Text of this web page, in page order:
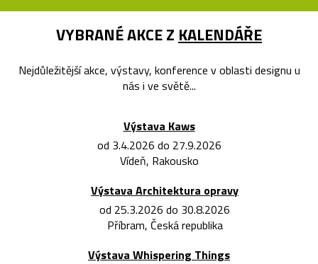
VYBRANÉ AKCE Z KALENDÁŘE
Nejdůležitější akce, výstavy, konference v oblasti designu u
nás i ve světě...
Výstava Kaws
od 3.4.2026 do 27.9.2026
Vídeň, Rakousko
Výstava Architektura opravy
od 25.3.2026 do 30.8.2026
Příbram, Česká republika
Výstava Whispering Things